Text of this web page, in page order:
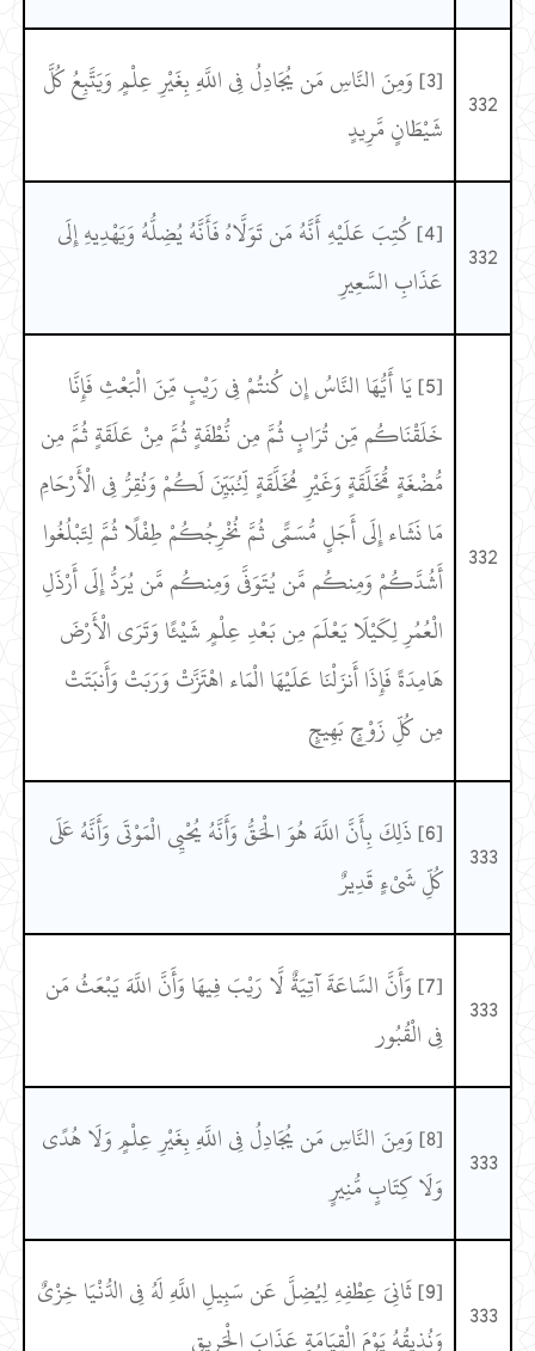
332
[3] وَمِنَ النَّاسِ مَن يُجَادِلُ فِي اللَّهِ بِغَيْرِ عِلْمٍ وَيَتَّبِعُ كُلَّ
شَيْطَانٍ مَّرِيدٍ
332
[4] كُتِبَ عَلَيْهِ أَنَّهُ مَن تَوَلَّاهُ فَأَنَّهُ يُضِلُّهُ وَيَهْدِيهِ إِلَى
عَذَابِ السَّعِيرِ
332
[5] يَا أَيُّهَا النَّاسُ إِن كُنتُمْ فِي رَيْبٍ مِّنَ الْبَعْثِ فَإِنَّا
خَلَقْنَاكُم مِّن تُرَابٍ ثُمَّ مِن نُّطْفَةٍ ثُمَّ مِنْ عَلَقَةٍ ثُمَّ مِن
مُّضْغَةٍ مُّخَلَّقَةٍ وَغَيْرِ مُخَلَّقَةٍ لِّنُبَيِّنَ لَكُمْ وَنُقِرُّ فِي الْأَرْحَامِ
مَا نَشَاء إِلَى أَجَلٍ مُّسَمًّى ثُمَّ نُخْرِجُكُمْ طِفْلًا ثُمَّ لِتَبْلُغُوا
أَشُدَّكُمْ وَمِنكُم مَّن يُتَوَفَّى وَمِنكُم مَّن يُرَدُّ إِلَى أَرْذَلِ
الْعُمُرِ لِكَيْلَا يَعْلَمَ مِن بَعْدِ عِلْمٍ شَيْئًا وَتَرَى الْأَرْضَ
هَامِدَةً فَإِذَا أَنزَلْنَا عَلَيْهَا الْمَاء اهْتَزَّتْ وَرَبَتْ وَأَنبَتَتْ
مِن كُلِّ زَوْجٍ بَهِيجٍ
333
[6] ذَلِكَ بِأَنَّ اللَّهَ هُوَ الْحَقُّ وَأَنَّهُ يُحْيِي الْمَوْتَى وَأَنَّهُ عَلَى
كُلِّ شَيْءٍ قَدِيرٌ
333
[7] وَأَنَّ السَّاعَةَ آتِيَةٌ لَّا رَيْبَ فِيهَا وَأَنَّ اللَّهَ يَبْعَثُ مَن
فِي الْقُبُور
333
[8] وَمِنَ النَّاسِ مَن يُجَادِلُ فِي اللَّهِ بِغَيْرِ عِلْمٍ وَلَا هُدًى
وَلَا كِتَابٍ مُّنِيرٍ
333
[9] ثَانِيَ عِطْفِهِ لِيُضِلَّ عَن سَبِيلِ اللَّهِ لَهُ فِي الدُّنْيَا خِزْيٌ
وَنُذِيقُهُ يَوْمَ الْقِيَامَةِ عَذَابَ الْحَرِيقِ